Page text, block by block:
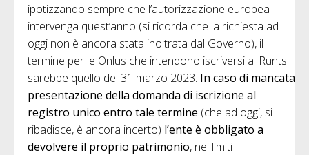
ipotizzando sempre che l’autorizzazione europea
intervenga quest’anno (si ricorda che la richiesta ad
oggi non è ancora stata inoltrata dal Governo), il
termine per le Onlus che intendono iscriversi al Runts
sarebbe quello del 31 marzo 2023. In caso di mancata
presentazione della domanda di iscrizione al
registro unico entro tale termine (che ad oggi, si
ribadisce, è ancora incerto) l’ente è obbligato a
devolvere il proprio patrimonio, nei limiti